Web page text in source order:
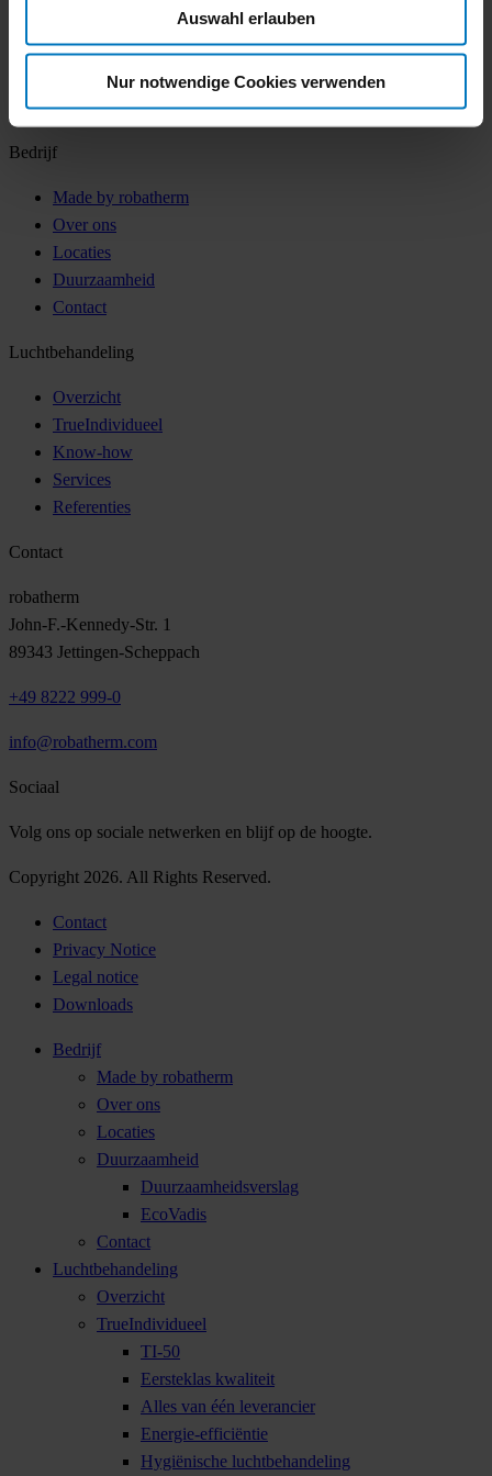
Auswahl erlauben
Nur notwendige Cookies verwenden
Overzicht van de belangrijkste resultaten van het
robatherm-onderzoek:
Bedrijf
Made by robatherm
Over ons
Locaties
Duurzaamheid
Contact
Luchtbehandeling
Overzicht
TrueIndividueel
Know-how
Services
Referenties
Contact
robatherm
John-F.-Kennedy-Str. 1
89343 Jettingen-Scheppach
+49 8222 999-0
info@robatherm.com
Sociaal
Volg ons op sociale netwerken en blijf op de hoogte.
Copyright 2026. All Rights Reserved.
Contact
Privacy Notice
Legal notice
Downloads
Bedrijf
Made by robatherm
Over ons
Locaties
Duurzaamheid
Duurzaamheidsverslag
EcoVadis
Contact
Luchtbehandeling
Overzicht
TrueIndividueel
TI-50
Eersteklas kwaliteit
Alles van één leverancier
Energie-efficiëntie
Hygiënische luchtbehandeling